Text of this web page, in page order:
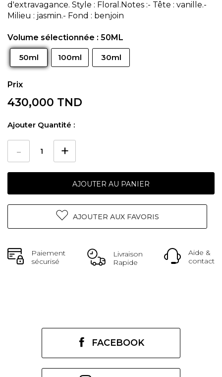
d'extravagance. Style : Floral.Notes :- Tête : vanille.-
Milieu : jasmin.- Fond : benjoin
Volume sélectionnée : 50ML
50ml 100ml 30ml
430,000 TND
Ajouter Quantité :
AJOUTER AU PANIER
AJOUTER AUX FAVORIS
Paiement
sécurisé
Livraison
Rapide
Aide &
contact
FACEBOOK